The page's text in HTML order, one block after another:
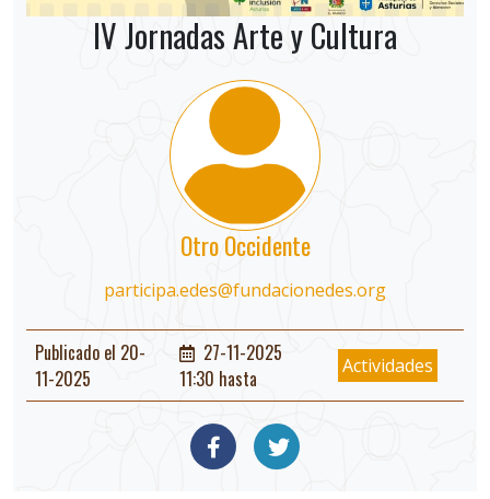
IV Jornadas Arte y Cultura
Otro Occidente
participa.edes@fundacionedes.org
Publicado el 20-
11-2025
27-11-2025
11:30 hasta
Actividades